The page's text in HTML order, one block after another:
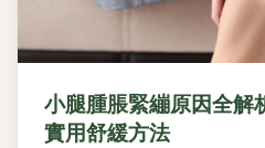
小腿腫脹緊繃原因全解
實用舒緩方法